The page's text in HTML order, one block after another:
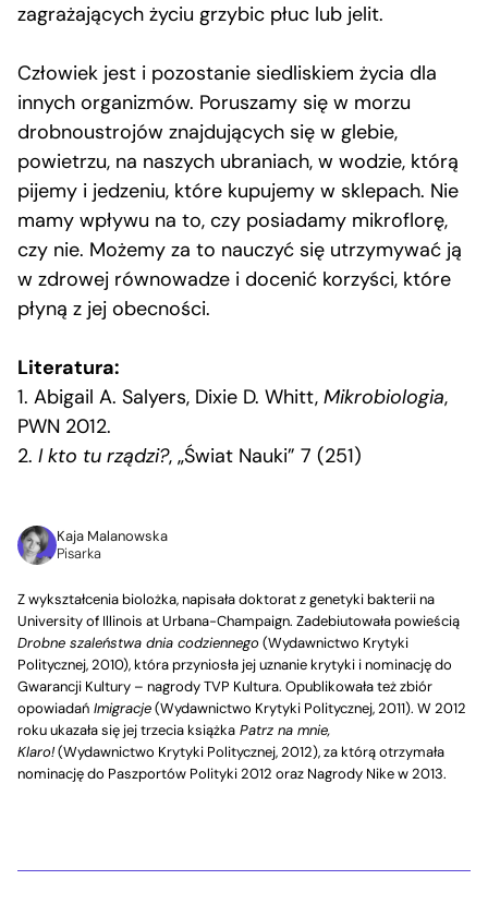
zagrażających życiu grzybic płuc lub jelit.
Człowiek jest i pozostanie siedliskiem życia dla
innych organizmów. Poruszamy się w morzu
drobnoustrojów znajdujących się w glebie,
powietrzu, na naszych ubraniach, w wodzie, którą
pijemy i jedzeniu, które kupujemy w sklepach. Nie
mamy wpływu na to, czy posiadamy mikroflorę,
czy nie. Możemy za to nauczyć się utrzymywać ją
w zdrowej równowadze i docenić korzyści, które
płyną z jej obecności.
Literatura:
1. Abigail A. Salyers, Dixie D. Whitt, Mikrobiologia,
PWN 2012.
2. I kto tu rządzi?, „Świat Nauki” 7 (251)
Kaja Malanowska
Pisarka
Z wykształcenia biolożka, napisała doktorat z genetyki bakterii na
University of Illinois at Urbana-Champaign. Zadebiutowała powieścią
Drobne szaleństwa dnia codziennego (Wydawnictwo Krytyki
Politycznej, 2010), która przyniosła jej uznanie krytyki i nominację do
Gwarancji Kultury – nagrody TVP Kultura. Opublikowała też zbiór
opowiadań Imigracje(Wydawnictwo Krytyki Politycznej, 2011). W 2012
roku ukazała się jej trzecia książka Patrz na mnie,
Klaro!(Wydawnictwo Krytyki Politycznej, 2012), za którą otrzymała
nominację do Paszportów Polityki 2012 oraz Nagrody Nike w 2013.